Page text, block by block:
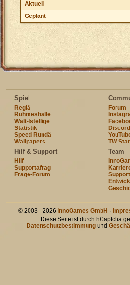
Aktuell
Geplant
Spiel
Reglä
Ruhmeshalle
Wält-Istellige
Statistik
Speed Rundä
Wallpapers
Forum
Discord
TW
Hilf & Support
Hilf
Supportafrag
Frage-Forum
Team
© 2003 - 2026 InnoGames GmbH ·
Diese Seite ist durch hCaptcha
Datenschutzbestimmung und